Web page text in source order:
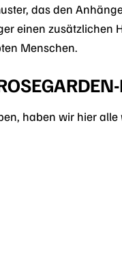
das den
einen zusätzlichen
Menschen.
haben wir hier